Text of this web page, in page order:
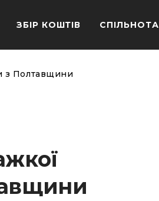
ЗБІР КОШТІВ СПІЛЬНОТА
з Полтавщини